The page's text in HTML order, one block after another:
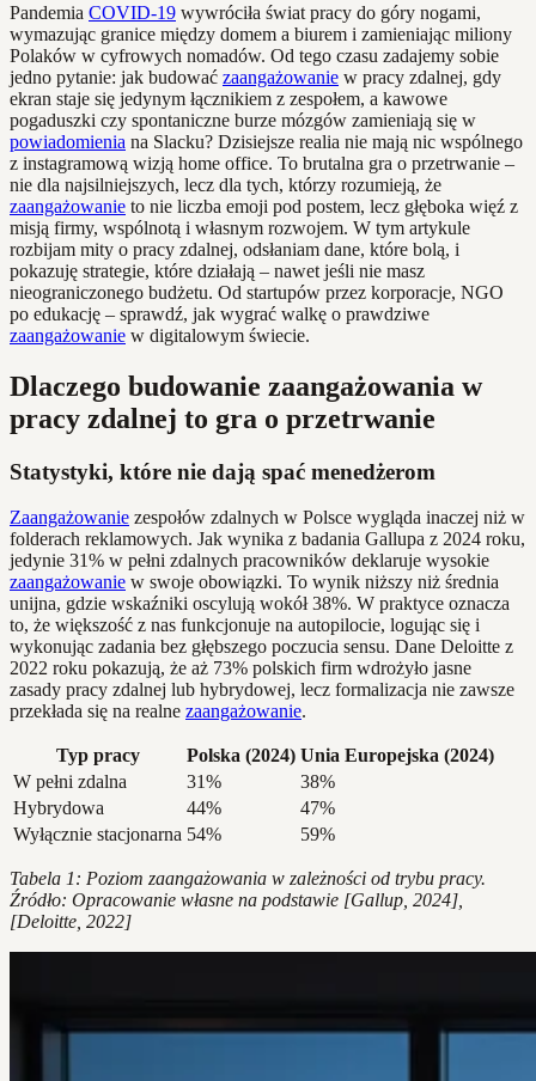
Pandemia COVID-19 wywróciła świat pracy do góry nogami,
wymazując granice między domem a biurem i zamieniając miliony
Polaków w cyfrowych nomadów. Od tego czasu zadajemy sobie
jedno pytanie: jak budować zaangażowanie w pracy zdalnej, gdy
ekran staje się jedynym łącznikiem z zespołem, a kawowe
pogaduszki czy spontaniczne burze mózgów zamieniają się w
powiadomienia na Slacku? Dzisiejsze realia nie mają nic wspólnego
z instagramową wizją home office. To brutalna gra o przetrwanie –
nie dla najsilniejszych, lecz dla tych, którzy rozumieją, że
zaangażowanie to nie liczba emoji pod postem, lecz głęboka więź z
misją firmy, wspólnotą i własnym rozwojem. W tym artykule
rozbijam mity o pracy zdalnej, odsłaniam dane, które bolą, i
pokazuję strategie, które działają – nawet jeśli nie masz
nieograniczonego budżetu. Od startupów przez korporacje, NGO
po edukację – sprawdź, jak wygrać walkę o prawdziwe
zaangażowanie w digitalowym świecie.
Dlaczego budowanie zaangażowania w
pracy zdalnej to gra o przetrwanie
Statystyki, które nie dają spać menedżerom
Zaangażowanie zespołów zdalnych w Polsce wygląda inaczej niż w
folderach reklamowych. Jak wynika z badania Gallupa z 2024 roku,
jedynie 31% w pełni zdalnych pracowników deklaruje wysokie
zaangażowanie w swoje obowiązki. To wynik niższy niż średnia
unijna, gdzie wskaźniki oscylują wokół 38%. W praktyce oznacza
to, że większość z nas funkcjonuje na autopilocie, logując się i
wykonując zadania bez głębszego poczucia sensu. Dane Deloitte z
2022 roku pokazują, że aż 73% polskich firm wdrożyło jasne
zasady pracy zdalnej lub hybrydowej, lecz formalizacja nie zawsze
przekłada się na realne zaangażowanie.
Typ pracy Polska (2024) Unia Europejska (2024)
W pełni zdalna
31%
38%
Hybrydowa
44%
47%
Wyłącznie stacjonarna 54% 59%
Tabela 1: Poziom zaangażowania w zależności od trybu pracy.
Źródło: Opracowanie własne na podstawie [Gallup, 2024],
[Deloitte, 2022]